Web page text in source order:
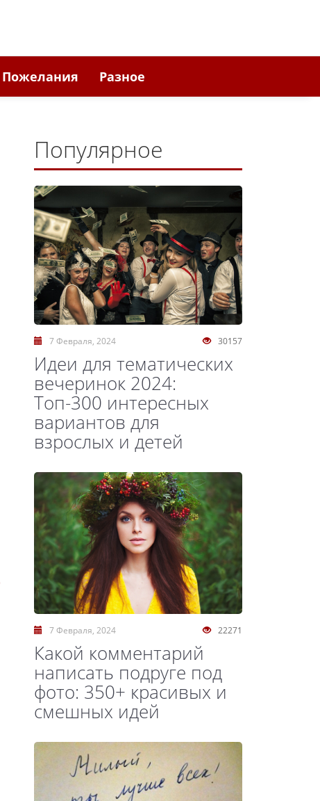
Пожелания Разное
Популярное
30157
7 Февраля, 2024
Идеи для тематических
вечеринок 2024:
Топ-300 интересных
вариантов для
взрослых и детей
22271
7 Февраля, 2024
Какой комментарий
написать подруге под
фото: 350+ красивых и
смешных идей